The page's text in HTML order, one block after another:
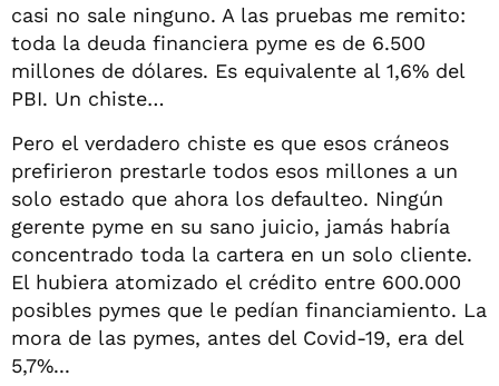
casi no sale ninguno. A las pruebas me remito:
toda la deuda financiera pyme es de 6.500
millones de dólares. Es equivalente al 1,6% del
PBI. Un chiste…
Pero el verdadero chiste es que esos cráneos
prefirieron prestarle todos esos millones a un
solo estado que ahora los defaulteo. Ningún
gerente pyme en su sano juicio, jamás habría
concentrado toda la cartera en un solo cliente.
El hubiera atomizado el crédito entre 600.000
posibles pymes que le pedían financiamiento. La
mora de las pymes, antes del Covid-19, era del
5,7%...